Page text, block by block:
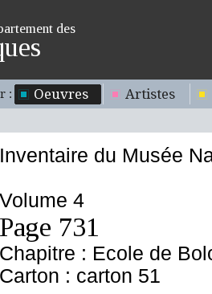
des
: Oeuvres Artistes
Inventaire du Musée
Volume 4
Page 731
Chapitre : Ecole de
Carton : carton 51